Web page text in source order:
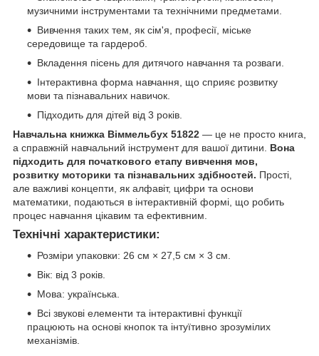
музичними інструментами та технічними предметами.
Вивчення таких тем, як сім'я, професії, міське
середовище та гардероб.
Вкладення пісень для дитячого навчання та розваги.
Інтерактивна форма навчання, що сприяє розвитку
мови та пізнавальних навичок.
Підходить для дітей від 3 років.
Навчальна книжка Віммельбух 51822 — це не просто книга,
а справжній навчальний інструмент для вашої дитини. Вона
підходить для початкового етапу вивчення мов,
розвитку моторики та пізнавальних здібностей. Прості,
але важливі концепти, як алфавіт, цифри та основи
математики, подаються в інтерактивній формі, що робить
процес навчання цікавим та ефективним.
Технічні характеристики:
Розміри упаковки: 26 см × 27,5 см × 3 см.
Вік: від 3 років.
Мова: українська.
Всі звукові елементи та інтерактивні функції
працюють на основі кнопок та інтуїтивно зрозумілих
механізмів.